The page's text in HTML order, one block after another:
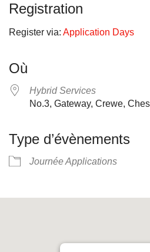
Registration
Register via: Application Days
Où
Hybrid Services
No.3, Gateway, Crewe,
Type d’évènements
Journée Applications